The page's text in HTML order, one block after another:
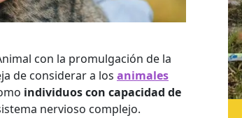
con la promulgación de la
de considerar a los animales
individuos con capacidad de
nervioso complejo.